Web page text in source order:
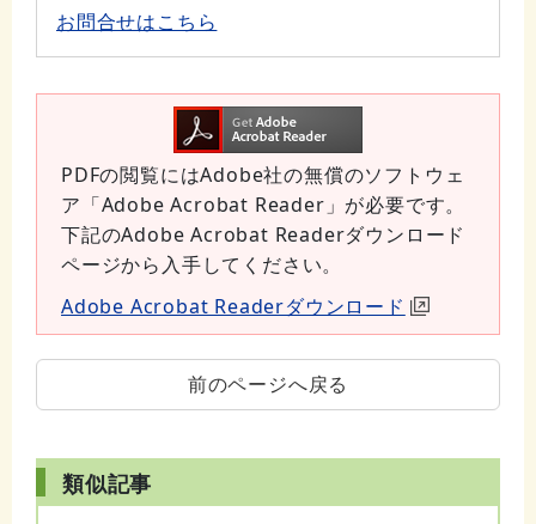
お問合せはこちら
PDFの閲覧にはAdobe社の無償のソフトウェ
ア「Adobe Acrobat Reader」が必要です。
下記のAdobe Acrobat Readerダウンロード
ページから入手してください。
Adobe Acrobat Readerダウンロード
前のページへ戻る
類似記事